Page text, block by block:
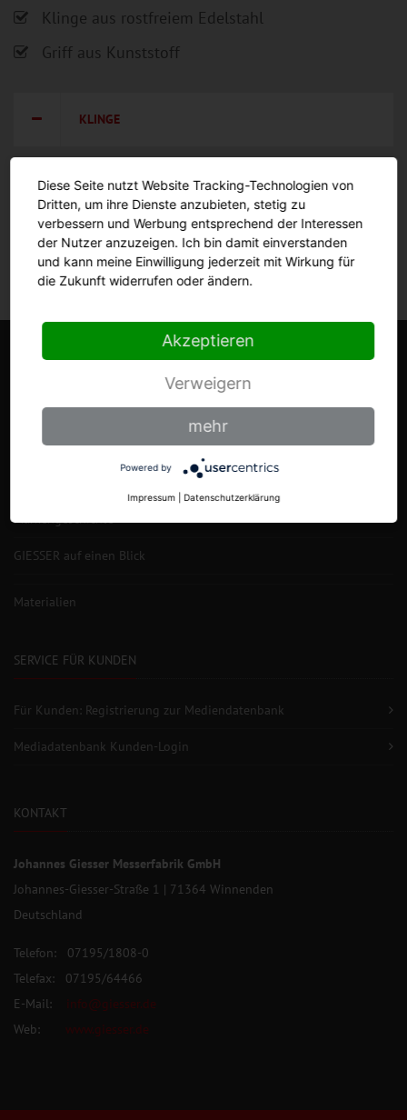
Klinge aus rostfreiem Edelstahl
Griff aus Kunststoff
KLINGE
Klinge aus rostfreiem Edelstahl
DIE MESSERFABRIK
Markengeschichte
GIESSER auf einen Blick
Materialien
SERVICE FÜR KUNDEN
Für Kunden: Registrierung zur Mediendatenbank
Mediadatenbank Kunden-Login
KONTAKT
Johannes Giesser Messerfabrik GmbH
Johannes-Giesser-Straße 1 | 71364 Winnenden
Deutschland
Telefon: 07195/1808-0
Telefax: 07195/64466
E-Mail:
info@giesser.de
Web: www.giesser.de
Diese Seite nutzt Website Tracking-Technologien von
Dritten, um ihre Dienste anzubieten, stetig zu
verbessern und Werbung entsprechend der Interessen
der Nutzer anzuzeigen. Ich bin damit einverstanden
und kann meine Einwilligung jederzeit mit Wirkung für
die Zukunft widerrufen oder ändern.
Akzeptieren
Verweigern
mehr
Powered by
Impressum Datenschutzerklärung